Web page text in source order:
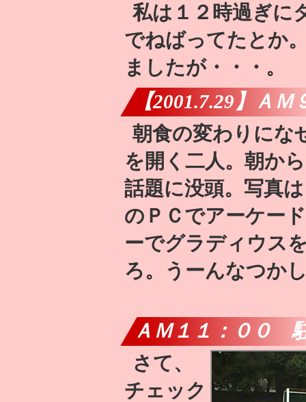
私は１２時過ぎに
でねばってたとか
ましたが・・・。
【2001.7.29】Ａ
朝食の変わりにな
を開く二人。朝か
話題に没頭。写真
のＰＣでアーケー
ーでグラディウス
ろ。うーんなつか
ＡＭ１１：００
さて、
チェック